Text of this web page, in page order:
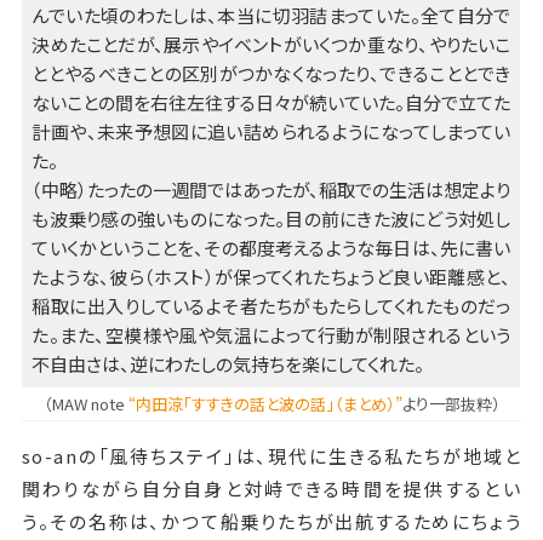
んでいた頃のわたしは、本当に切羽詰まっていた。全て自分で
決めたことだが、展示やイベントがいくつか重なり、やりたいこ
ととやるべきことの区別がつかなくなったり、できることとでき
ないことの間を右往左往する日々が続いていた。自分で立てた
計画や、未来予想図に追い詰められるようになってしまってい
た。
（中略）たったの一週間ではあったが、稲取での生活は想定より
も波乗り感の強いものになった。目の前にきた波にどう対処し
ていくかということを、その都度考えるような毎日は、先に書い
たような、彼ら（ホスト）が保ってくれたちょうど良い距離感と、
稲取に出入りしているよそ者たちがもたらしてくれたものだっ
た。また、空模様や風や気温によって行動が制限されるという
不自由さは、逆にわたしの気持ちを楽にしてくれた。
（MAW note “内田涼「すすきの話と波の話」（まとめ）”より一部抜粋）
so-anの「風待ちステイ」は、現代に生きる私たちが地域と
関わりながら自分自身と対峙できる時間を提供するとい
う。その名称は、かつて船乗りたちが出航するためにちょう